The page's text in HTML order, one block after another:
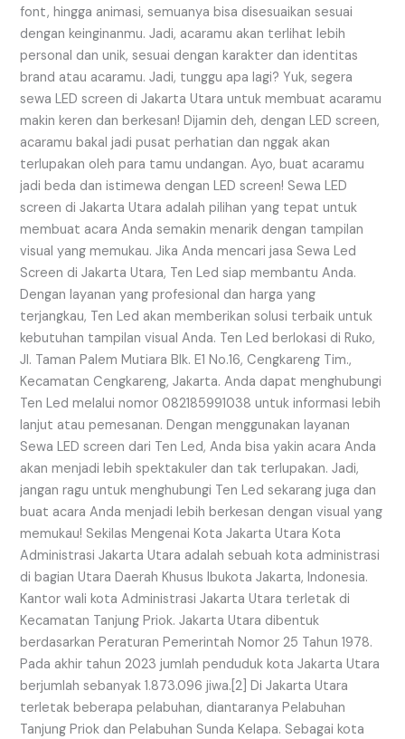
font, hingga animasi, semuanya bisa disesuaikan sesuai
dengan keinginanmu. Jadi, acaramu akan terlihat lebih
personal dan unik, sesuai dengan karakter dan identitas
brand atau acaramu. Jadi, tunggu apa lagi? Yuk, segera
sewa LED screen di Jakarta Utara untuk membuat acaramu
makin keren dan berkesan! Dijamin deh, dengan LED screen,
acaramu bakal jadi pusat perhatian dan nggak akan
terlupakan oleh para tamu undangan. Ayo, buat acaramu
jadi beda dan istimewa dengan LED screen! Sewa LED
screen di Jakarta Utara adalah pilihan yang tepat untuk
membuat acara Anda semakin menarik dengan tampilan
visual yang memukau. Jika Anda mencari jasa Sewa Led
Screen di Jakarta Utara, Ten Led siap membantu Anda.
Dengan layanan yang profesional dan harga yang
terjangkau, Ten Led akan memberikan solusi terbaik untuk
kebutuhan tampilan visual Anda. Ten Led berlokasi di Ruko,
Jl. Taman Palem Mutiara Blk. E1 No.16, Cengkareng Tim.,
Kecamatan Cengkareng, Jakarta. Anda dapat menghubungi
Ten Led melalui nomor 082185991038 untuk informasi lebih
lanjut atau pemesanan. Dengan menggunakan layanan
Sewa LED screen dari Ten Led, Anda bisa yakin acara Anda
akan menjadi lebih spektakuler dan tak terlupakan. Jadi,
jangan ragu untuk menghubungi Ten Led sekarang juga dan
buat acara Anda menjadi lebih berkesan dengan visual yang
memukau! Sekilas Mengenai Kota Jakarta Utara Kota
Administrasi Jakarta Utara adalah sebuah kota administrasi
di bagian Utara Daerah Khusus Ibukota Jakarta, Indonesia.
Kantor wali kota Administrasi Jakarta Utara terletak di
Kecamatan Tanjung Priok. Jakarta Utara dibentuk
berdasarkan Peraturan Pemerintah Nomor 25 Tahun 1978.
Pada akhir tahun 2023 jumlah penduduk kota Jakarta Utara
berjumlah sebanyak 1.873.096 jiwa.[2] Di Jakarta Utara
terletak beberapa pelabuhan, diantaranya Pelabuhan
Tanjung Priok dan Pelabuhan Sunda Kelapa. Sebagai kota